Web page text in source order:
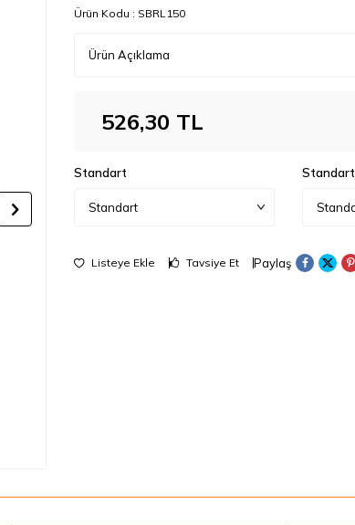
Ürün Kodu : SBRL150
Ürün Açıklama
526,30 TL
Standart Standart
Listeye Ekle Tavsiye Et Paylaş